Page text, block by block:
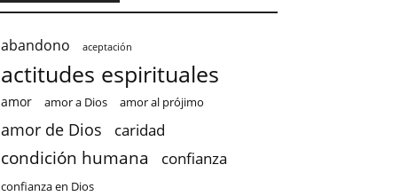
abandono aceptación
actitudes espirituales
amor amor a Dios amor al prójimo
amor de Dios caridad
condición humana confianza
confianza en Dios